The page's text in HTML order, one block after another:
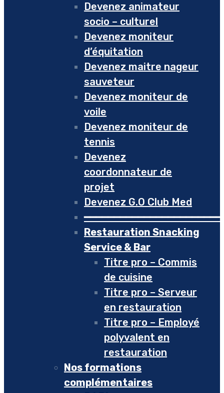
Devenez animateur
socio – culturel
Devenez moniteur
d’équitation
Devenez maitre nageur
sauveteur
Devenez moniteur de
voile
Devenez moniteur de
tennis
Devenez
coordonnateur de
projet
Devenez G.O Club Med
Restauration Snacking
Service & Bar
Titre pro – Commis
de cuisine
Titre pro – Serveur
en restauration
Titre pro – Employé
polyvalent en
restauration
Nos formations
complémentaires